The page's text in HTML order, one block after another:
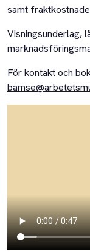
samt
Visningsunderlag,
För kontakt och